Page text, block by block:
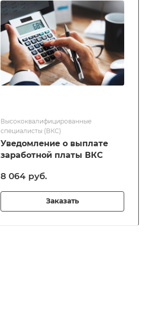
Высококвалифицированные
специалисты (ВКС)
Уведомление о выплате
заработной платы ВКС
8 064 руб.
Заказать